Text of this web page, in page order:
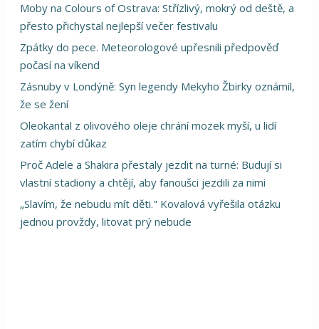
Moby na Colours of Ostrava: Střízlivý, mokrý od deště, a
přesto přichystal nejlepší večer festivalu
Zpátky do pece. Meteorologové upřesnili předpověď
počasí na víkend
Zásnuby v Londýně: Syn legendy Mekyho Žbirky oznámil,
že se žení
Oleokantal z olivového oleje chrání mozek myší, u lidí
zatím chybí důkaz
Proč Adele a Shakira přestaly jezdit na turné: Budují si
vlastní stadiony a chtějí, aby fanoušci jezdili za nimi
„Slavím, že nebudu mít děti." Kovalová vyřešila otázku
jednou provždy, litovat prý nebude